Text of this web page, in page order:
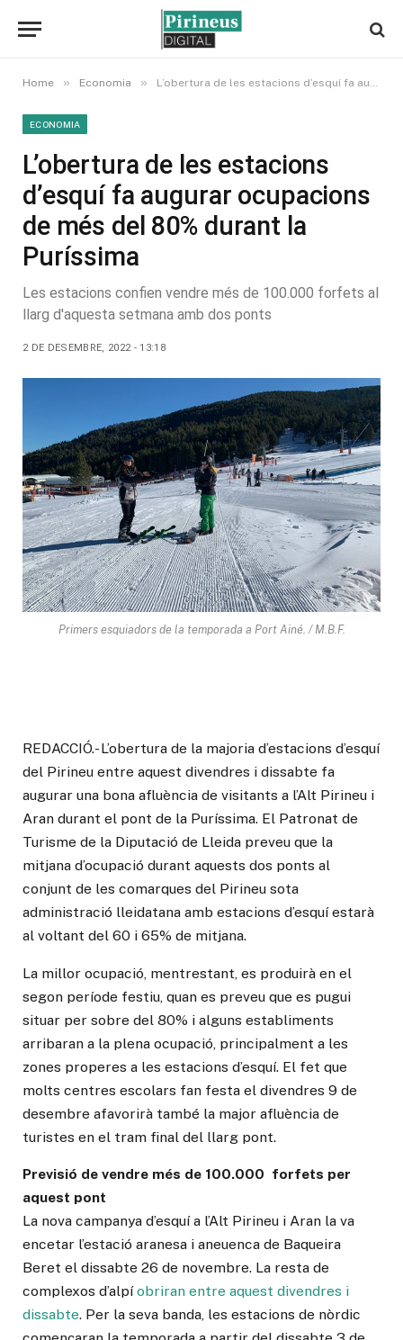
Home » Economia » L’obertura de les estacions d’esquí fa augurar ocupacions de més del 80% durant la Puríssima
ECONOMIA
L’obertura de les estacions
d’esquí fa augurar ocupacions
de més del 80% durant la
Puríssima
Les estacions confien vendre més de 100.000 forfets al
llarg d'aquesta setmana amb dos ponts
2 DE DESEMBRE, 2022 - 13:18
Primers esquiadors de la temporada a Port Ainé. / M.B.F.
REDACCIÓ.- L’obertura de la majoria d’estacions d’esquí
del Pirineu entre aquest divendres i dissabte fa
augurar una bona afluència de visitants a l’Alt Pirineu i
Aran durant el pont de la Puríssima. El Patronat de
Turisme de la Diputació de Lleida preveu que la
mitjana d’ocupació durant aquests dos ponts al
conjunt de les comarques del Pirineu sota
administració lleidatana amb estacions d’esquí estarà
al voltant del 60 i 65% de mitjana.
La millor ocupació, mentrestant, es produirà en el
segon període festiu, quan es preveu que es pugui
situar per sobre del 80% i alguns establiments
arribaran a la plena ocupació, principalment a les
zones properes a les estacions d’esquí. El fet que
molts centres escolars fan festa el divendres 9 de
desembre afavorirà també la major afluència de
turistes en el tram final del llarg pont.
Previsió de vendre més de 100.000 forfets per
aquest pont
La nova campanya d’esquí a l’Alt Pirineu i Aran la va
encetar l’estació aranesa i aneuenca de Baqueira
Beret el dissabte 26 de novembre. La resta de
complexos d’alpíobriran entre aquest divendres i
dissabte. Per la seva banda, les estacions de nòrdic